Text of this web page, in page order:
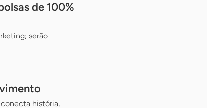
de 100%
serão
história,